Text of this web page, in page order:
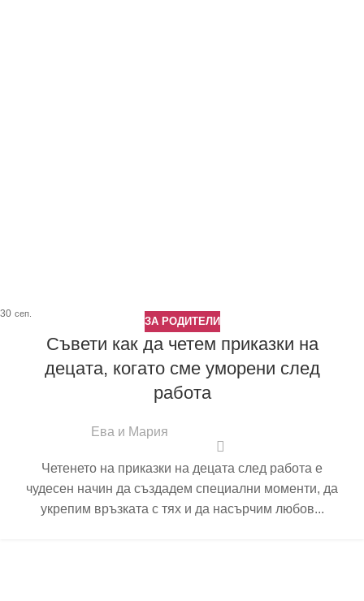
30 сеп.
ЗА РОДИТЕЛИ
Съвети как да четем приказки на
децата, когато сме уморени след
работа
Ева и Мария
Четенето на приказки на децата след работа е
чудесен начин да създадем специални моменти, да
укрепим връзката с тях и да насърчим любов...